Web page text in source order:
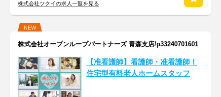
株式会社ツクイの求人一覧を見る
NEW
株式会社オープンループパートナーズ 青森支店/p33240701601
【准看護師】看護師・准看護師！
住宅型有料老人ホームスタッフ